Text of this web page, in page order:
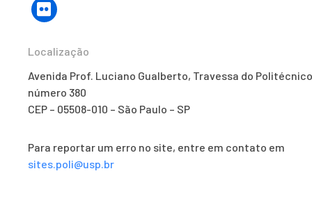
Localização
Avenida Prof. Luciano Gualberto, Travessa do
número 380
CEP – 05508-010 – São Paulo – SP
Para reportar um erro no site, entre em contato em
sites.poli@usp.br